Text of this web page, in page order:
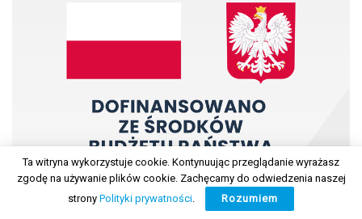
Ta witryna wykorzystuje cookie. Kontynuując przeglądanie wyrażasz
zgodę na używanie plików cookie. Zachęcamy do odwiedzenia naszej
strony Polityki prywatności. Rozumiem